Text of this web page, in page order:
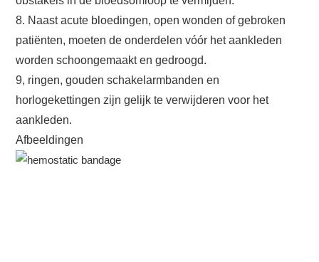
8. Naast acute bloedingen, open wonden of gebroken
patiënten, moeten de onderdelen vóór het aankleden
worden schoongemaakt en gedroogd.
9, ringen, gouden schakelarmbanden en
horlogekettingen zijn gelijk te verwijderen voor het
aankleden.
Afbeeldingen